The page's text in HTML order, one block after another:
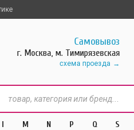
Самовывоз
г. Москва, м. Тимирязевская
схема проезда
l M N P Q S